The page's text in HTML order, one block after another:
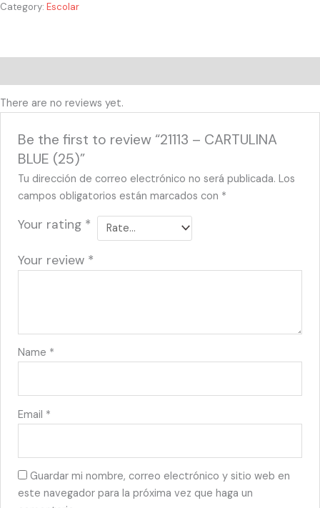
Category: Escolar
There are no reviews yet.
Be the first to review “21113 – CARTULINA
BLUE (25)”
Tu dirección de correo electrónico no será publicada. Los
campos obligatorios están marcados con *
Your rating *
Your review *
Name *
Email *
Guardar mi nombre, correo electrónico y sitio web en
este navegador para la próxima vez que haga un